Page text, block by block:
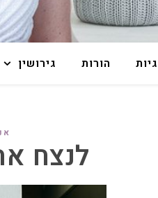
הורות גירושין
לנצח